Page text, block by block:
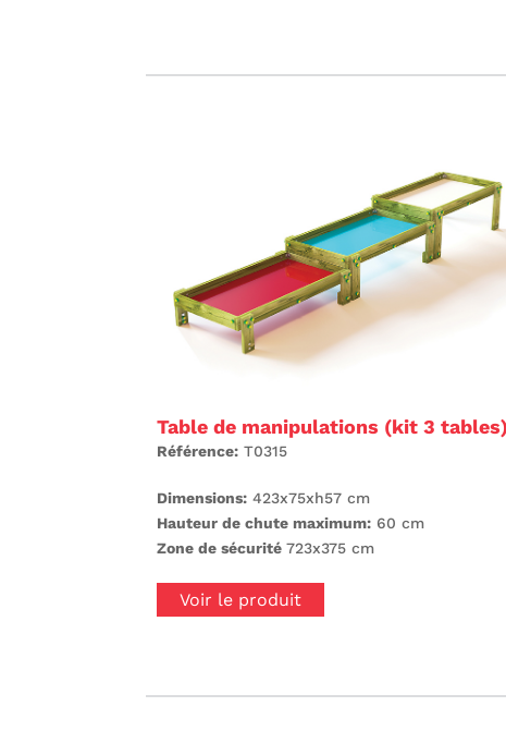
Table de manipulations (kit 3 tables)
Référence: T0315
Dimensions: 423x75xh57 cm
Hauteur de chute maximum: 60 cm
Zone de sécurité 723x375 cm
Voir le produit